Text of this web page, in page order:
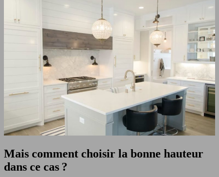
Mais comment choisir la bonne hauteur
dans ce cas ?